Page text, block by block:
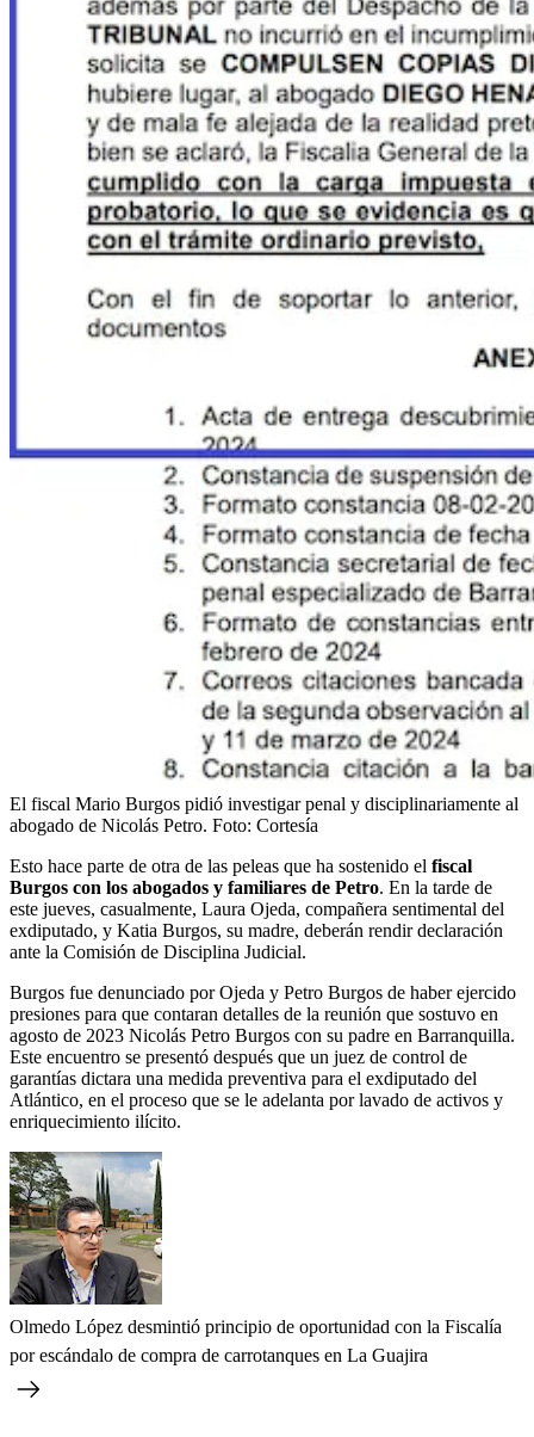
El fiscal Mario Burgos pidió investigar penal y disciplinariamente al
abogado de Nicolás Petro. Foto: Cortesía
Esto hace parte de otra de las peleas que ha sostenido el fiscal
Burgos con los abogados y familiares de Petro. En la tarde de
este jueves, casualmente, Laura Ojeda, compañera sentimental del
exdiputado, y Katia Burgos, su madre, deberán rendir declaración
ante la Comisión de Disciplina Judicial.
Burgos fue denunciado por Ojeda y Petro Burgos de haber ejercido
presiones para que contaran detalles de la reunión que sostuvo en
agosto de 2023 Nicolás Petro Burgos con su padre en Barranquilla.
Este encuentro se presentó después que un juez de control de
garantías dictara una medida preventiva para el exdiputado del
Atlántico, en el proceso que se le adelanta por lavado de activos y
enriquecimiento ilícito.
Olmedo López desmintió principio de oportunidad con la Fiscalía
por escándalo de compra de carrotanques en La Guajira